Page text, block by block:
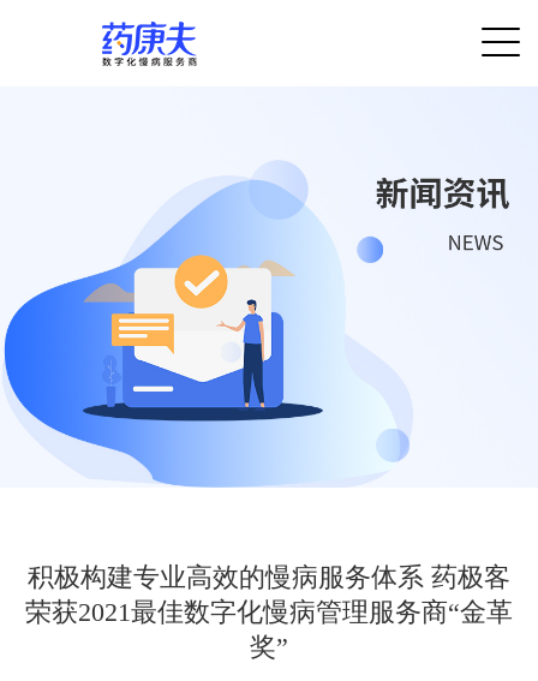
积极构建专业高效的慢病服务体系 药极客
荣获2021最佳数字化慢病管理服务商“金革
奖”